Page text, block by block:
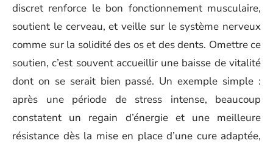
discret renforce le bon fonctionnement musculaire,
soutient le cerveau, et veille sur le système nerveux
comme sur la solidité des os et des dents. Omettre ce
soutien, c’est souvent accueillir une baisse de vitalité
dont on se serait bien passé. Un exemple simple :
après une période de stress intense, beaucoup
constatent un regain d’énergie et une meilleure
résistance dès la mise en place d’une cure adaptée,